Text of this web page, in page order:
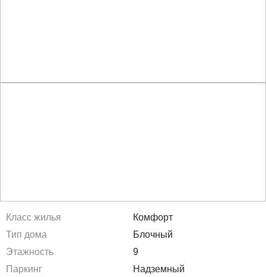
Класс жилья
Комфорт
Тип дома
Блочный
Этажность
9
Паркинг
Надземный